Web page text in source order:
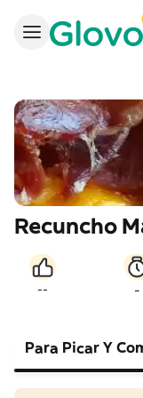
Recuncho
-- -
Para Picar Y